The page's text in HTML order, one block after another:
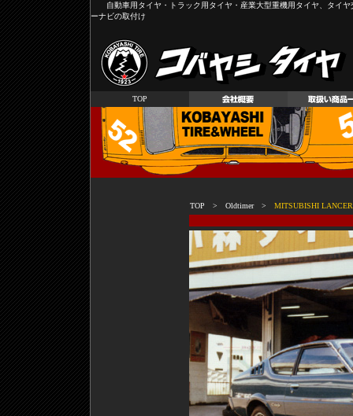
自動車用タイヤ・トラック用タイヤ・産業大型重機用タイヤ、タイヤ
ーナビの取付け
TOP
TOP > Oldtimer> MITSUBISHI LANCER